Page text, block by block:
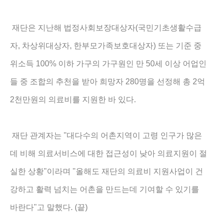
재단은 지난해 법정사회보장대상자(국민기초생활수급
자, 차상위대상자, 한부모가족보호대상자) 또는 기준 중
위소득 100% 이하 가구의 가구원인 만 50세 이상 어업인
들 중 조합의 추천을 받아 희망자 280명을 선정해 총 2억
2천만원의 의료비를 지원한 바 있다.
재단 관계자는 "대다수의 어촌지역이 고령 인구가 많은
데 비해 의료서비스에 대한 접근성이 낮아 의료지원이 절
실한 상황"이라며 "올해도 재단의 의료비 지원사업이 건
강하고 활력 넘치는 어촌을 만드는데 기여할 수 있기를
바란다"고 말했다. (끝)